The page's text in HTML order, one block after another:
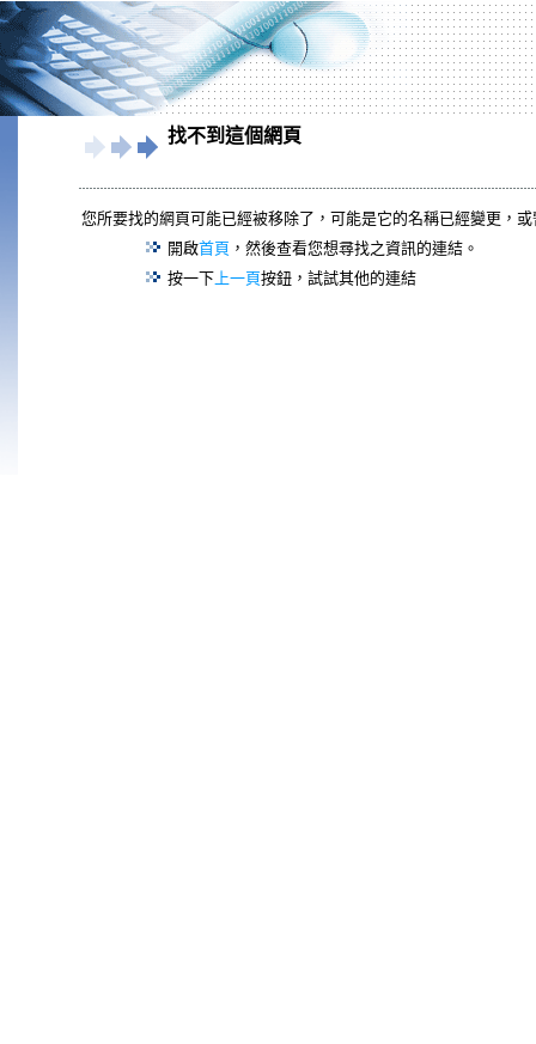
找不到這個網頁
您所要找的網頁可能已經被移除了，可能是它的名稱已經變更，
開啟首頁 ，然後查看您想尋找之資訊的連結。
按一下上一頁按鈕，試試其他的連結